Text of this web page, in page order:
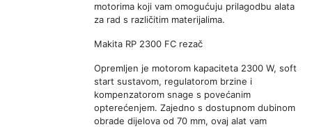
motorima koji vam omogućuju prilagodbu alata
za rad s različitim materijalima.
Makita RP 2300 FC rezač
Opremljen je motorom kapaciteta 2300 W, soft
start sustavom, regulatorom brzine i
kompenzatorom snage s povećanim
opterećenjem. Zajedno s dostupnom dubinom
obrade dijelova od 70 mm, ovaj alat vam